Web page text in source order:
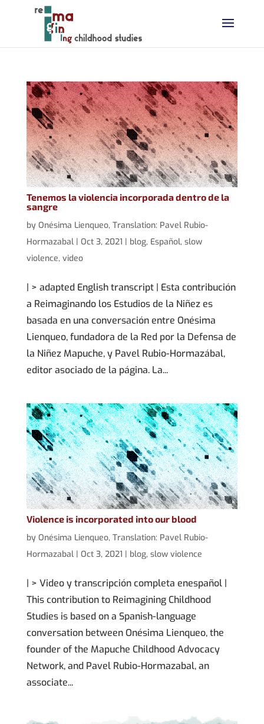
Tenemos la violencia incorporada dentro de la
sangre
by Onésima Lienqueo, Translation: Pavel Rubio-
Hormazabal| Oct 3, 2021 | blog, Español, slow
violence, video
| > adapted English transcript | Esta contribución
a Reimaginando los Estudios de la Niñez es
basada en una conversación entre Onésima
Lienqueo, fundadora de la Red por la Defensa de
la Niñez Mapuche, y Pavel Rubio-Hormazábal,
editor asociado de la página. La...
Violence is incorporated into our blood
by Onésima Lienqueo, Translation: Pavel Rubio-
Hormazabal| Oct 3, 2021 | blog, slow violence
| > Video y transcripción completa enespañol |
This contribution to Reimagining Childhood
Studies is based on a Spanish-language
conversation between Onésima Lienqueo, the
founder of the Mapuche Childhood Advocacy
Network, and Pavel Rubio-Hormazabal, an
associate...